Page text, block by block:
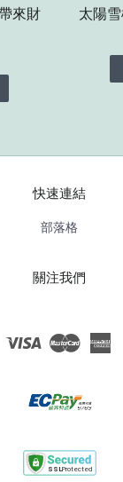
來財
太陽
快速連結
部落格
關注我們
Visa Master